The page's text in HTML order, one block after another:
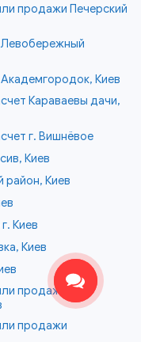
продажи Печерский
Левобережный
Киев
Караваевы дачи,
г. Вишнёвое
Киев
район, Киев
Киев
Киев
продажи
продажи